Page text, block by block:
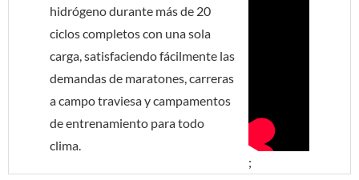
hidrógeno durante más de 20
ciclos completos con una sola
carga, satisfaciendo fácilmente las
demandas de maratones, carreras
a campo traviesa y campamentos
de entrenamiento para todo
clima.
;